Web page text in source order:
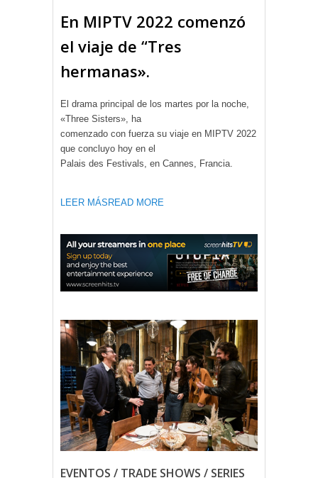
En MIPTV 2022 comenzó
el viaje de “Tres
hermanas».
El drama principal de los martes por la noche,
«Three Sisters», ha
comenzado con fuerza su viaje en MIPTV 2022
que concluyo hoy en el
Palais des Festivals, en Cannes, Francia.
LEER MÁS READ MORE
EVENTOS / TRADE SHOWS / SERIES